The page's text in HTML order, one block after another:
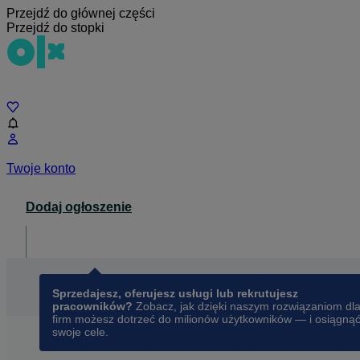
Przejdź do głównej części
Przejdź do stopki
Twoje konto
Dodaj ogłoszenie
Sprzedajesz, oferujesz usługi lub rekrutujesz
pracowników? Zobacz, jak dzięki naszym rozwiązaniom dla
firm możesz dotrzeć do milionów użytkowników — i osiągnąć
swoje cele.